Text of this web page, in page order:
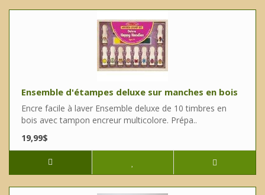
Ensemble d'étampes deluxe sur manches en bois
Encre facile à laver Ensemble deluxe de 10 timbres en
bois avec tampon encreur multicolore. Prépa..
19,99$